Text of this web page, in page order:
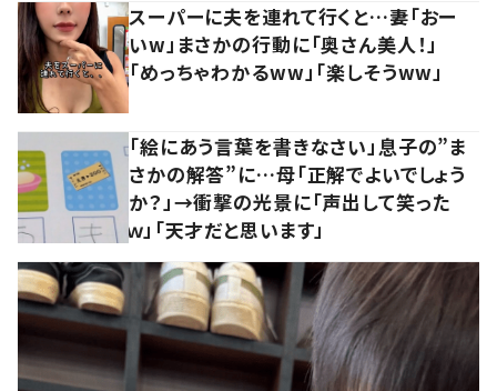
スーパーに夫を連れて行くと…妻「おー
いw」まさかの行動に「奥さん美人！」
「めっちゃわかるww」「楽しそうww」
「絵にあう言葉を書きなさい」息子の”ま
さかの解答”に…母「正解でよいでしょう
か？」→衝撃の光景に「声出して笑った
ｗ」「天才だと思います」